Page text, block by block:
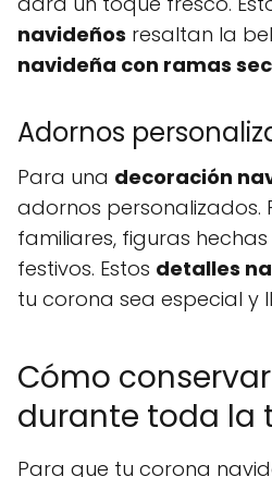
navideños resaltan la
navideña con ramas
Adornos
Para una decoración
adornos personalizados.
familiares, figuras
festivos. Estos detalles
tu corona sea especial y
Cómo
durante toda la
Para que tu corona